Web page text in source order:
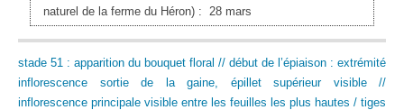
naturel de la ferme du Héron): 28 mars
stade 51 : apparition du bouquet floral // début de l’épiaison : extrémité
inflorescence sortie de la gaine, épillet supérieur visible //
inflorescence principale visible entre les feuilles les plus hautes / tiges